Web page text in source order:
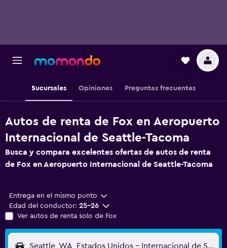
Sucursales Opiniones Preguntas frecuentes
Autos de renta de Fox en Aeropuerto
Internacional de Seattle-Tacoma
Busca y compara excelentes ofertas de autos de renta
de Fox en Aeropuerto Internacional de Seattle-Tacoma
Entrega en el mismo punto
Edad del conductor: 25-26
Ver autos de renta solo de Fox
Seattle, WA, Estados Unidos - Internacional de Seattle-Tacoma (SEA)